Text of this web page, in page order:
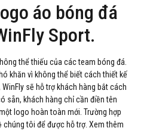
áo bóng đá
Sport.
thể thiếu của các team bóng đá.
khăn vì không thể biết cách thiết kế
sẽ hỗ trợ khách hàng bắt cách
sẵn, khách hàng chỉ cần điền tên
logo hoàn toàn mới. Trường hợp
tôi để được hỗ trợ. Xem thêm